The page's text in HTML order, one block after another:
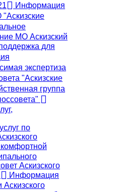
Информация
МО Аскизский
для
экспертиза
"Аскизские
группа
по
Аскизского
Информация